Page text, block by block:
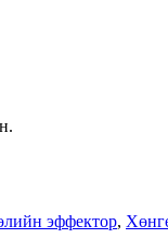
эффектор,